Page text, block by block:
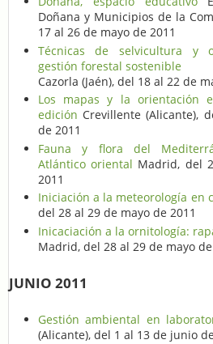
Doñana y Municipios de la
17 al 26 de mayo de 2011
Técnicas de selvicultura y
gestión forestal sostenible
Cazorla (Jaén), del 18 al 22 de
Los mapas y la orientación
edición Crevillente (Alicante),
de 2011
Fauna y flora del
Atlántico oriental Madrid, del
2011
Iniciación a la meteorología en
del 28 al 29 de mayo de 2011
Inicaciación a la ornitología:
Madrid, del 28 al 29 de mayo de
JUNIO 2011
Gestión ambiental en
(Alicante), del 1 al 13 de junio